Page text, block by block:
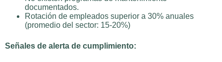
documentados.
Rotación de empleados superior a 30% anuales
(promedio del sector: 15-20%)
Señales de alerta de cumplimiento: